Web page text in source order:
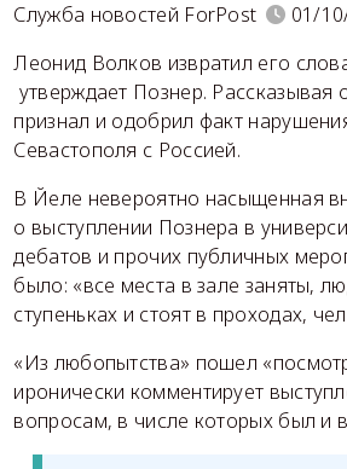
Служба новостей ForPost
01/
Леонид Волков извратил его
утверждает Познер.
признал и одобрил факт
Севастополя с Россией.
В Йеле невероятно насыщенная
о выступлении Познера в
дебатов и прочих публичных
было: «все места в зале заняты,
ступеньках и стоят в проходах,
«Из любопытства» пошел
иронически комментирует
вопросам, в числе которых был и